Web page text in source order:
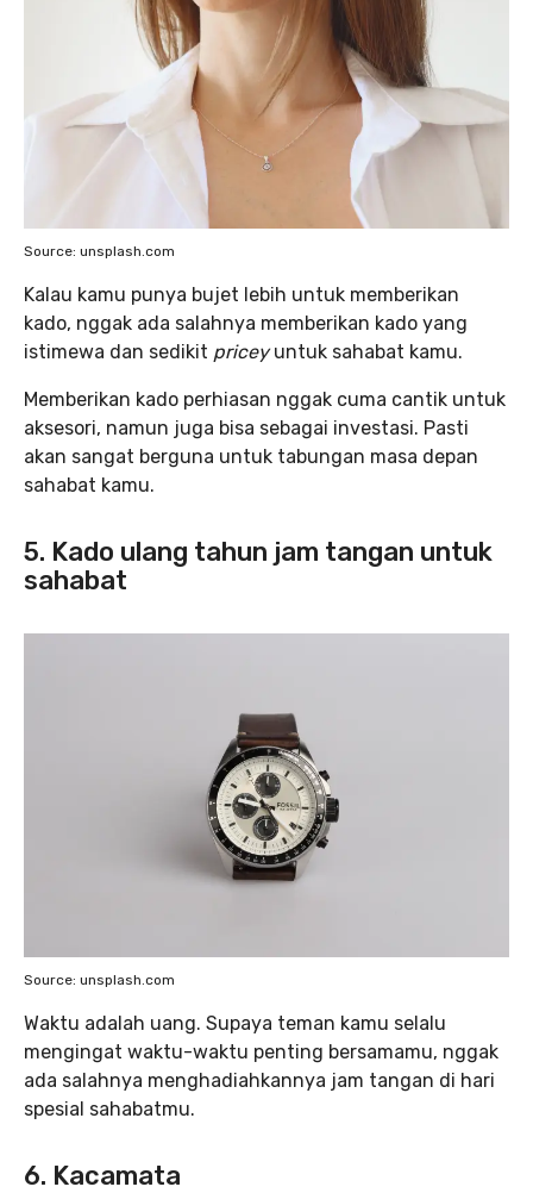
Source: unsplash.com
Kalau kamu punya bujet lebih untuk memberikan
kado, nggak ada salahnya memberikan kado yang
istimewa dan sedikit priceyuntuk sahabat kamu.
Memberikan kado perhiasan nggak cuma cantik untuk
aksesori, namun juga bisa sebagai investasi. Pasti
akan sangat berguna untuk tabungan masa depan
sahabat kamu.
5. Kado ulang tahun jam tangan untuk
sahabat
Source: unsplash.com
Waktu adalah uang. Supaya teman kamu selalu
mengingat waktu-waktu penting bersamamu, nggak
ada salahnya menghadiahkannya jam tangan di hari
spesial sahabatmu.
6. Kacamata